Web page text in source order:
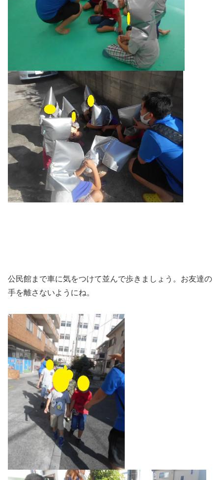
公民館まで車に気をつけて並んで歩きましょう。お友達の
手を離さないようにね。